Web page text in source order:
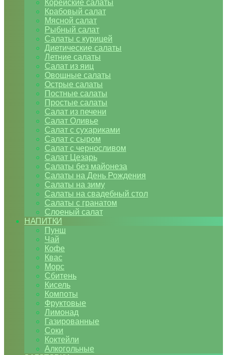
Корейские салаты
Крабовый салат
Мясной салат
Рыбный салат
Салаты с курицей
Диетические салаты
Летние салаты
Салат из яиц
Овощные салаты
Острые салаты
Постные салаты
Простые салаты
Салат из печени
Салат Оливье
Салат с сухариками
Салат с сыром
Салат с черносливом
Салат Цезарь
Салаты без майонеза
Салаты на День Рождения
Салаты на зиму
Салаты на свадебный стол
Салаты с гранатом
Слоеный салат
НАПИТКИ
Пунш
Чай
Кофе
Квас
Морс
Сбитень
Кисель
Компоты
Фруктовые
Лимонад
Газированные
Соки
Коктейли
Алкогольные